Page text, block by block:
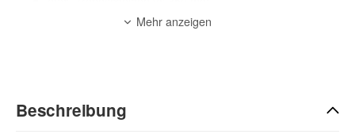
Aufnahmebohrung: 20,0 mm
Anwendung: Nass + Trocken
Mehr anzeigen
Beschreibung